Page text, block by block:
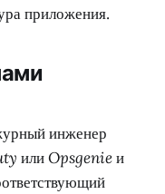
приложения.
инженер
илиOpsgenieи